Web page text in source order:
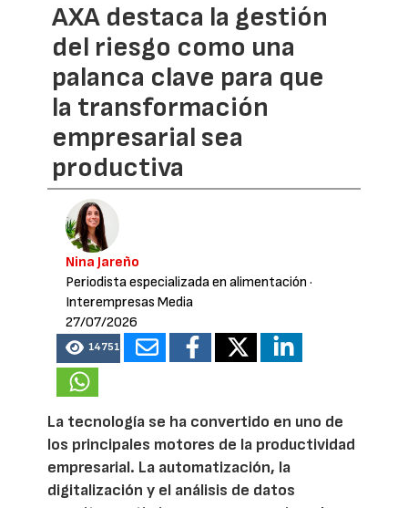
AXA destaca la gestión
del riesgo como una
palanca clave para que
la transformación
empresarial sea
productiva
Nina Jareño
Periodista especializada en alimentación ·
Interempresas Media
27/07/2026
14751
La tecnología se ha convertido en uno de
los principales motores de la productividad
empresarial. La automatización, la
digitalización y el análisis de datos